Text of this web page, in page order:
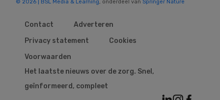
© 2026 | BSL Media & Learning , onderdeel van Springer Nature
Contact
Adverteren
Privacy statement
Cookies
Voorwaarden
Het laatste nieuws over de zorg. Snel,
geïnformeerd, compleet